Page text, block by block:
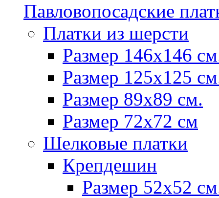
Павловопосадские
Платки из шерсти
Размер 146х146
Размер 125х125
Размер 89х89 см.
Размер 72x72 см
Шелковые платки
Крепдешин
Размер 52х52